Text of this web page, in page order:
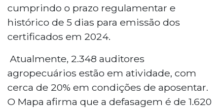
cumprindo o prazo regulamentar e
histórico de 5 dias para emissão dos
certificados em 2024.
Atualmente, 2.348 auditores
agropecuários estão em atividade, com
cerca de 20% em condições de aposentar.
O Mapa afirma que a defasagem é de 1.620